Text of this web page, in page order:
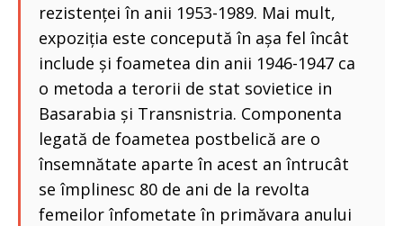
rezistenței în anii 1953-1989. Mai mult,
expoziția este concepută în așa fel încât
include și foametea din anii 1946-1947 ca
o metoda a terorii de stat sovietice in
Basarabia și Transnistria. Componenta
legată de foametea postbelică are o
însemnătate aparte în acest an întrucât
se împlinesc 80 de ani de la revolta
femeilor înfometate în primăvara anului